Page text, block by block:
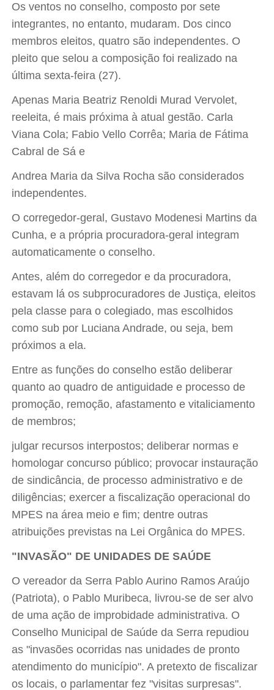
Os ventos no conselho, composto por sete
integrantes, no entanto, mudaram. Dos cinco
membros eleitos, quatro são independentes. O
pleito que selou a composição foi realizado na
última sexta-feira (27).
Apenas Maria Beatriz Renoldi Murad Vervolet,
reeleita, é mais próxima à atual gestão. Carla
Viana Cola; Fabio Vello Corrêa; Maria de Fátima
Cabral de Sá e
Andrea Maria da Silva Rocha são considerados
independentes.
O corregedor-geral, Gustavo Modenesi Martins da
Cunha, e a própria procuradora-geral integram
automaticamente o conselho.
Antes, além do corregedor e da procuradora,
estavam lá os subprocuradores de Justiça, eleitos
pela classe para o colegiado, mas escolhidos
como sub por Luciana Andrade, ou seja, bem
próximos a ela.
Entre as funções do conselho estão deliberar
quanto ao quadro de antiguidade e processo de
promoção, remoção, afastamento e vitaliciamento
de membros;
julgar recursos interpostos; deliberar normas e
homologar concurso público; provocar instauração
de sindicância, de processo administrativo e de
diligências; exercer a fiscalização operacional do
MPES na área meio e fim; dentre outras
atribuições previstas na Lei Orgânica do MPES.
"INVASÃO" DE UNIDADES DE SAÚDE
O vereador da Serra Pablo Aurino Ramos Araújo
(Patriota), o Pablo Muribeca, livrou-se de ser alvo
de uma ação de improbidade administrativa. O
Conselho Municipal de Saúde da Serra repudiou
as "invasões ocorridas nas unidades de pronto
atendimento do município". A pretexto de fiscalizar
os locais, o parlamentar fez "visitas surpresas".